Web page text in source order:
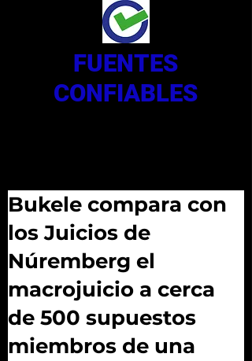
FUENTES
CONFIABLES
Bukele compara con
los Juicios de
Núremberg el
macrojuicio a cerca
de 500 supuestos
miembros de una